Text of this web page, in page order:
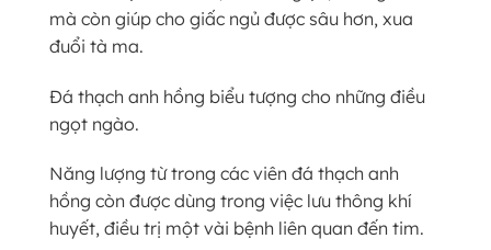
mà còn giúp cho giấc ngủ được sâu hơn, xua
đuổi tà ma.
Đá thạch anh hồng biểu tượng cho những điều
ngọt ngào.
Năng lượng từ trong các viên đá thạch anh
hồng còn được dùng trong việc lưu thông khí
huyết, điều trị một vài bệnh liên quan đến tim.